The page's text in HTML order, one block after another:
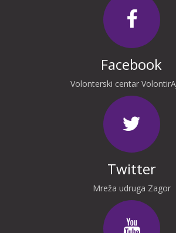
Facebook
Volonterski centar
Twitter
Mreža udruga Zagor